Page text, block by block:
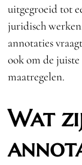
uitgegroeid tot
juridisch
annotaties
ook om de
maatregelen.
Wat